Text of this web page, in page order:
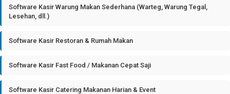
Software Kasir Warung Makan Sederhana (Warteg, Warung Tegal,
Lesehan, dll.)
Software Kasir Restoran & Rumah Makan
Software Kasir Fast Food / Makanan Cepat Saji
Software Kasir Catering Makanan Harian & Event